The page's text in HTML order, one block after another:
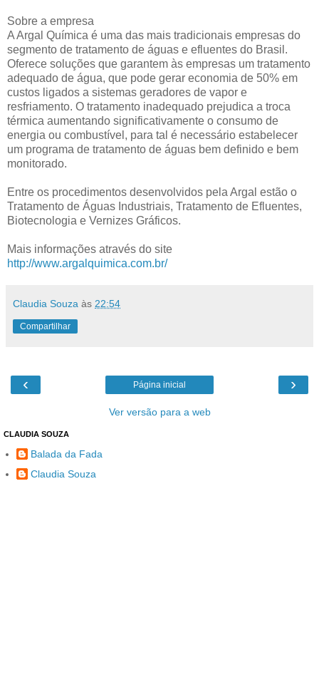
Sobre a empresa
A Argal Química é uma das mais tradicionais empresas do
segmento de tratamento de águas e efluentes do Brasil.
Oferece soluções que garantem às empresas um tratamento
adequado de água, que pode gerar economia de 50% em
custos ligados a sistemas geradores de vapor e
resfriamento. O tratamento inadequado prejudica a troca
térmica aumentando significativamente o consumo de
energia ou combustível, para tal é necessário estabelecer
um programa de tratamento de águas bem definido e bem
monitorado.
Entre os procedimentos desenvolvidos pela Argal estão o
Tratamento de Águas Industriais, Tratamento de Efluentes,
Biotecnologia e Vernizes Gráficos.
Mais informações através do site
http://www.argalquimica.com.br/
Claudia Souza às 22:54
Compartilhar
‹ ›
Página inicial
Ver versão para a web
CLAUDIA SOUZA
Balada da Fada
Claudia Souza